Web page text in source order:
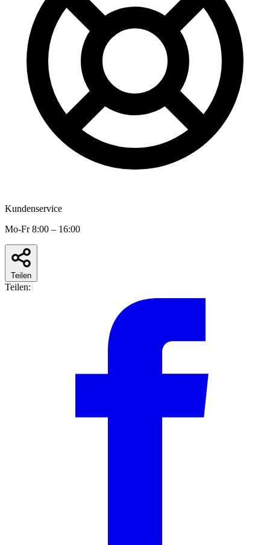
Kundenservice
Mo-Fr 8:00 – 16:00
Teilen
Teilen: